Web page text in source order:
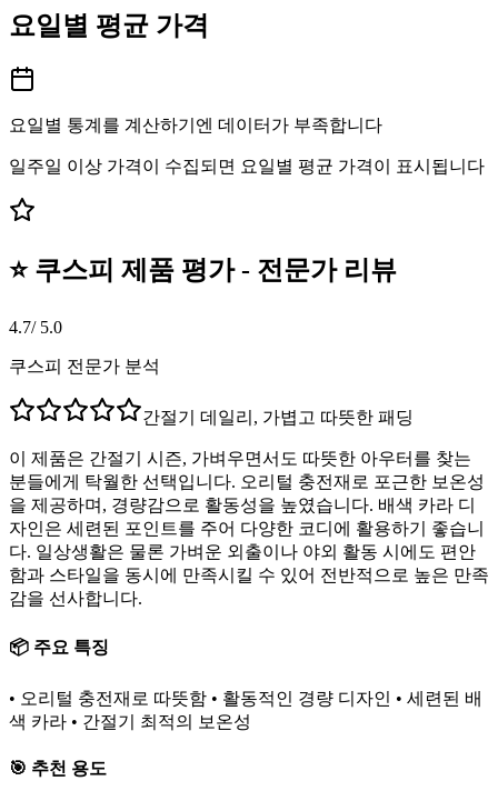
요일별 평균 가격
요일별 통계를 계산하기엔 데이터가 부족합니다
일주일 이상 가격이 수집되면 요일별 평균 가격이 표시됩니다
⭐ 쿠스피 제품 평가 - 전문가 리뷰
4.7/ 5.0
쿠스피 전문가 분석
간절기 데일리, 가볍고 따뜻한 패딩
이 제품은 간절기 시즌, 가벼우면서도 따뜻한 아우터를 찾는
분들에게 탁월한 선택입니다. 오리털 충전재로 포근한 보온성
을 제공하며, 경량감으로 활동성을 높였습니다. 배색 카라 디
자인은 세련된 포인트를 주어 다양한 코디에 활용하기 좋습니
다. 일상생활은 물론 가벼운 외출이나 야외 활동 시에도 편안
함과 스타일을 동시에 만족시킬 수 있어 전반적으로 높은 만족
감을 선사합니다.
📦 주요 특징
• 오리털 충전재로 따뜻함 • 활동적인 경량 디자인 • 세련된 배
색 카라 • 간절기 최적의 보온성
🎯 추천 용도